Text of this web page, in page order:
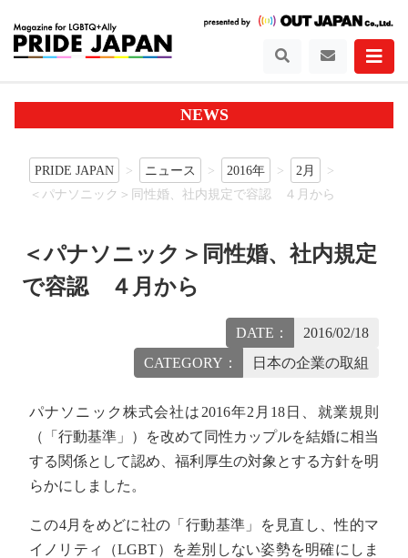
NEWS
PRIDE JAPAN ニュース 2016年
2月
＜パナソニック＞同性婚、社内規定で容認 ４月から
＜パナソニック＞同性婚、社内規定
で容認 ４月から
DATE：
2016/02/18
CATEGORY：
日本の企業の取組
パナソニック株式会社は2016年2月18日、就業規則
（「行動基準」）を改めて同性カップルを結婚に相当
する関係として認め、福利厚生の対象とする方針を明
らかにしました。
この4月をめどに社の「行動基準」を見直し、性的マ
イノリティ（LGBT）を差別しない姿勢を明確にしま